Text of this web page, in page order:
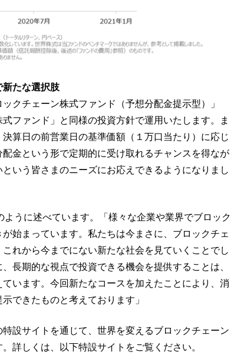
新たな選択肢
クチェーン株式ファンド（予想分配金提示型）」
ファンド」と同様の投資方針で運用いたします。ま
算日の前営業日の基準価額（１万口当たり）に応じ
金という形で定期的に受け取れるチャンスを得なが
いう皆さまのニーズにお応えできるようになりまし
うに述べています。「様々な企業や業界でブロック
始まっています。私たちは今まさに、ブロックチェ
れから今までにない新たな社会を見ていくことでし
長期的な視点で投資できる機会を提供することは、
います。今回新たなコースを加えたことにより、消
できたものと考えております」
設サイトを通じて、世界を変えるブロックチェーン
詳しくは、以下特設サイトをご覧ください。